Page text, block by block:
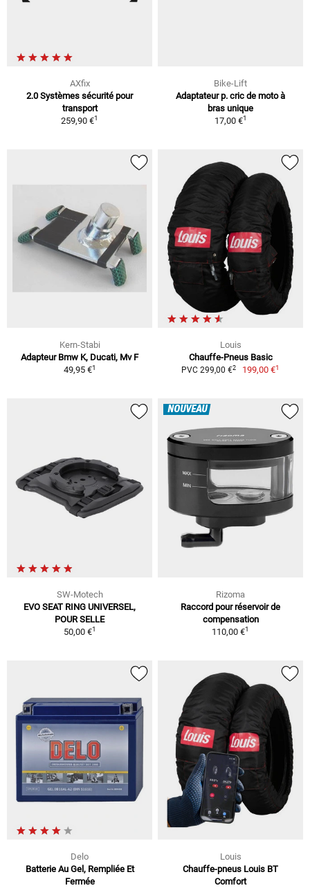
AXfix
2.0 Systèmes sécurité pour
transport
259,90 €1
Bike-Lift
Adaptateur p. cric de moto à
bras unique
17,00 €1
Kern-Stabi
Adapteur Bmw K, Ducati, Mv F
49,95 €1
Louis
Chauffe-Pneus Basic
PVC 299,00 €2 199,00 €1
SW-Motech
EVO SEAT RING UNIVERSEL,
POUR SELLE
50,00 €1
NOUVEAU
Rizoma
Raccord pour réservoir de
compensation
110,00 €1
Delo
Batterie Au Gel, Rempliée Et
Fermée
Louis
Chauffe-pneus Louis BT
Comfort